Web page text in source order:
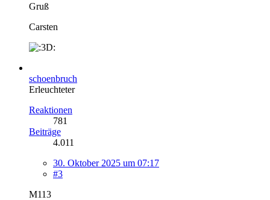
Gruß
Carsten
schoenbruch
Erleuchteter
Reaktionen
781
Beiträge
4.011
30. Oktober 2025 um 07:17
#3
M113